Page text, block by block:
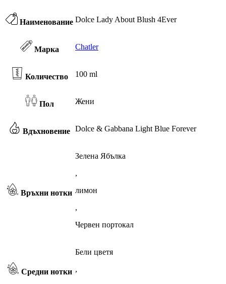
Наименование Dolce Lady About Blush 4Ever
Марка Chatler
Количество 100 ml
Пол Жени
Вдъхновение Dolce & Gabbana Light Blue Forever
Връхни нотки
Зелена Ябълка
,
лимон
,
Червен портокал
Средни нотки
Бели цветя
,